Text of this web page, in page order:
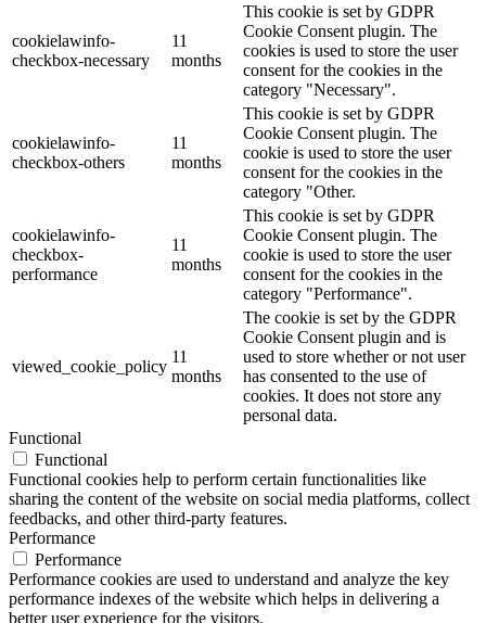
cookielawinfo-
checkbox-necessary
11
months
This cookie is set by GDPR
Cookie Consent plugin. The
cookies is used to store the user
consent for the cookies in the
category "Necessary".
cookielawinfo-
checkbox-others
11
months
This cookie is set by GDPR
Cookie Consent plugin. The
cookie is used to store the user
consent for the cookies in the
category "Other.
cookielawinfo-
checkbox-
performance
11
months
This cookie is set by GDPR
Cookie Consent plugin. The
cookie is used to store the user
consent for the cookies in the
category "Performance".
viewed_cookie_policy
11
months
The cookie is set by the GDPR
Cookie Consent plugin and is
used to store whether or not user
has consented to the use of
cookies. It does not store any
personal data.
Functional
Functional
Functional cookies help to perform certain functionalities like
sharing the content of the website on social media platforms, collect
feedbacks, and other third-party features.
Performance
Performance
Performance cookies are used to understand and analyze the key
performance indexes of the website which helps in delivering a
better user experience for the visitors.